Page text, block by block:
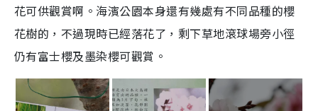
花可供觀賞啊。海濱公園本身還有幾處有不同品種的櫻
花樹的，不過現時已經落花了，剩下草地滾球場旁小徑
仍有富士櫻及墨染櫻可觀賞。